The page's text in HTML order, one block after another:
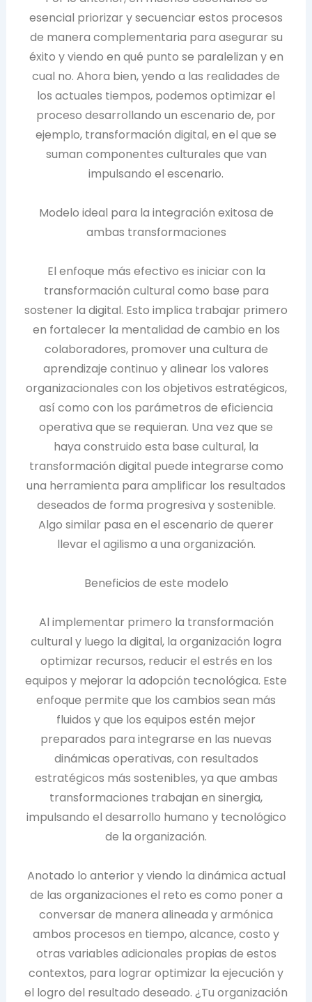
esencial priorizar y secuenciar estos procesos
de manera complementaria para asegurar su
éxito y viendo en qué punto se paralelizan y en
cual no. Ahora bien, yendo a las realidades de
los actuales tiempos, podemos optimizar el
proceso desarrollando un escenario de, por
ejemplo, transformación digital, en el que se
suman componentes culturales que van
impulsando el escenario.
Modelo ideal para la integración exitosa de
ambas transformaciones
El enfoque más efectivo es iniciar con la
transformación cultural como base para
sostener la digital. Esto implica trabajar primero
en fortalecer la mentalidad de cambio en los
colaboradores, promover una cultura de
aprendizaje continuo y alinear los valores
organizacionales con los objetivos estratégicos,
así como con los parámetros de eficiencia
operativa que se requieran. Una vez que se
haya construido esta base cultural, la
transformación digital puede integrarse como
una herramienta para amplificar los resultados
deseados de forma progresiva y sostenible.
Algo similar pasa en el escenario de querer
llevar el agilismo a una organización.
Beneficios de este modelo
Al implementar primero la transformación
cultural y luego la digital, la organización logra
optimizar recursos, reducir el estrés en los
equipos y mejorar la adopción tecnológica. Este
enfoque permite que los cambios sean más
fluidos y que los equipos estén mejor
preparados para integrarse en las nuevas
dinámicas operativas, con resultados
estratégicos más sostenibles, ya que ambas
transformaciones trabajan en sinergia,
impulsando el desarrollo humano y tecnológico
de la organización.
Anotado lo anterior y viendo la dinámica actual
de las organizaciones el reto es como poner a
conversar de manera alineada y armónica
ambos procesos en tiempo, alcance, costo y
otras variables adicionales propias de estos
contextos, para lograr optimizar la ejecución y
el logro del resultado deseado. ¿Tu organización